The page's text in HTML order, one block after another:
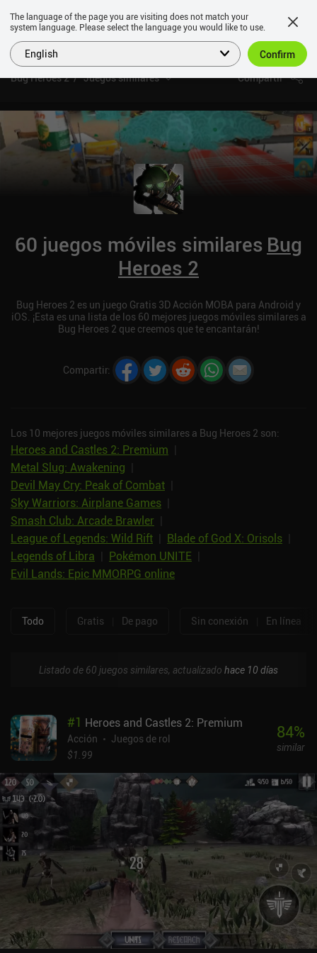
Bug Heroes 2 Juegos similares Compartir
60 juegos móviles similares Bug
Heroes 2
Bug Heroes 2 es un juego Gratis 3D Acción MOBA para Android y
iOS. ¡Esta es una lista de los 60 mejores juegos móviles similares a
Bug Heroes 2 que creemos que te encantarán!
Compartir:
Los 10 mejores juegos móviles similares a Bug Heroes 2 son:
Heroes and Castles 2: Premium
Metal Slug: Awakening
Devil May Cry: Peak of Combat
Sky Warriors: Airplane Games
Smash Club: Arcade Brawler
League of Legends: Wild Rift
Blade of God X: Orisols
Legends of Libra
Pokémon UNITE
Evil Lands: Epic MMORPG online
Todo Gratis De pago Sin conexión En línea
Listado de 60 juegos similares, actualizado hace 10 días
#1 Heroes and Castles 2: Premium
Acción
Juegos de rol
$1.99
84%
similar
The language of the page you are visiting does not match your
system language. Please select the language you would like to use.
English Confirm